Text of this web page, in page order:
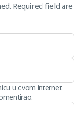
Required field are
u ovom internet